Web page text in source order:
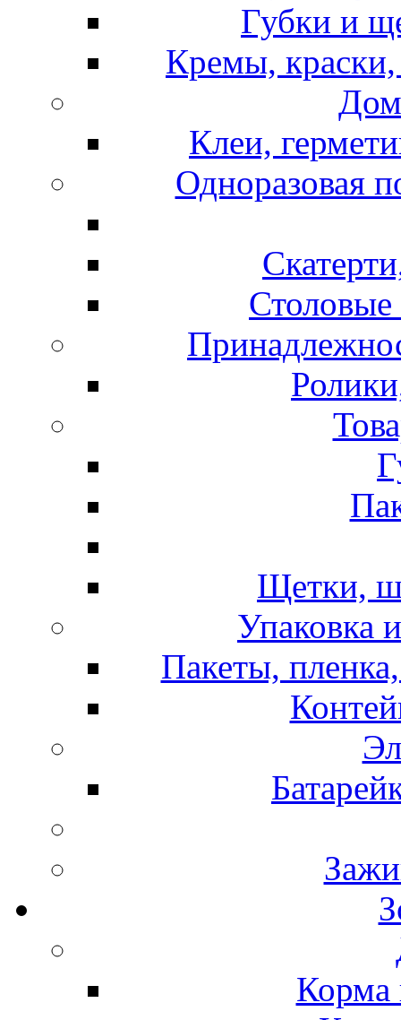
Губки и
Кремы, краски,
Клеи,
Одноразовая
Щетки,
Упаковка
Пакеты,
Корма